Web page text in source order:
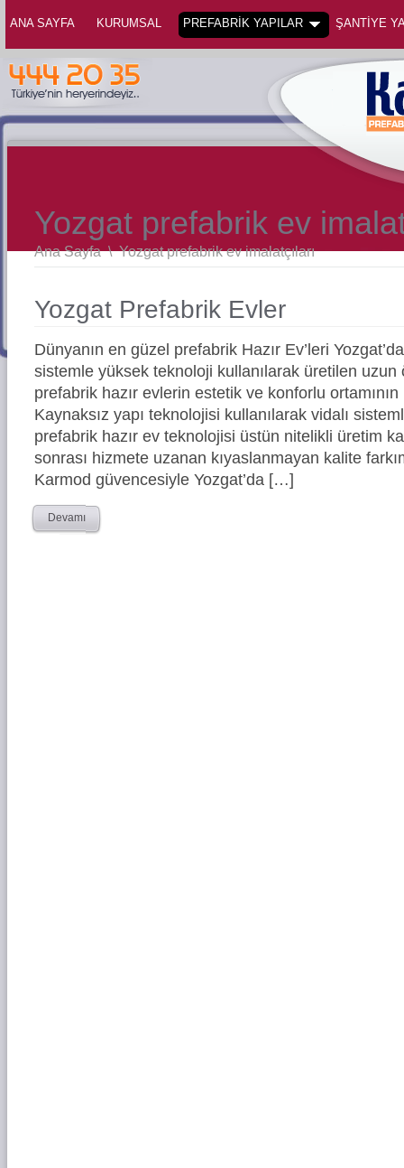
ANA SAYFA KURUMSAL PREFABRİK YAPILAR ŞANTİYE
Yozgat prefabrik ev
Ana Sayfa \Yozgat prefabrik ev imalatçıları
Yozgat Prefabrik Evler
Dünyanın en güzel prefabrik Hazır Ev’leri
sistemle yüksek teknoloji kullanılarak üretilen
prefabrik hazır evlerin estetik ve konforlu ortamının
Kaynaksız yapı teknolojisi kullanılarak vidalı
prefabrik hazır ev teknolojisi üstün nitelikli üretim
sonrası hizmete uzanan kıyaslanmayan kalite
Karmod güvencesiyle Yozgat’da […]
Devamı